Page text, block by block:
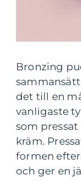
Bronzing
det till en
vanligaste
som
kräm.
formen
och ger en